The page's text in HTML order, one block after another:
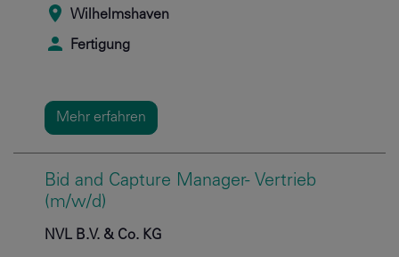
Wilhelmshaven
Fertigung
Mehr erfahren
Bid and Capture Manager- Vertrieb
(m/w/d)
NVL B.V. & Co. KG